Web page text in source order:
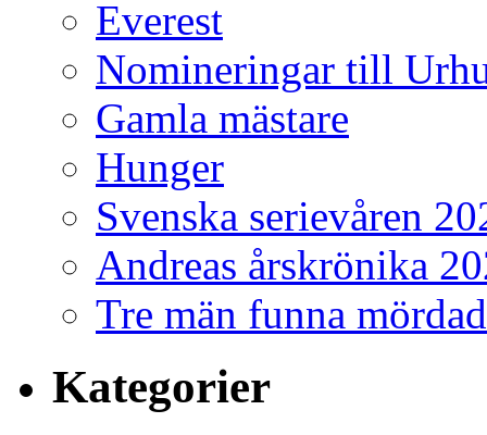
Everest
Nomineringar till
Gamla mästare
Hunger
Svenska serievåren
Andreas årskrönika
Tre män funna
Kategorier